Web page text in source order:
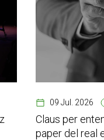
09 Jul. 2026
Claus per
paper del real